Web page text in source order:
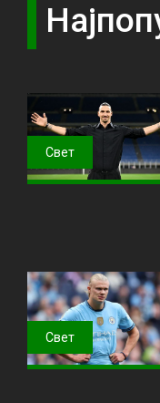
Свет
Свет